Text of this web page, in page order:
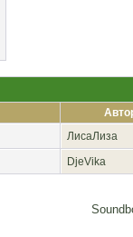
ЛисаЛиза
DjeVika